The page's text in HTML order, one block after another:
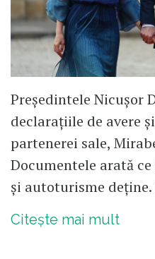
Președintele Nicușor
declarațiile de avere
partenerei sale,
Documentele arată
și autoturisme
Citește mai mult